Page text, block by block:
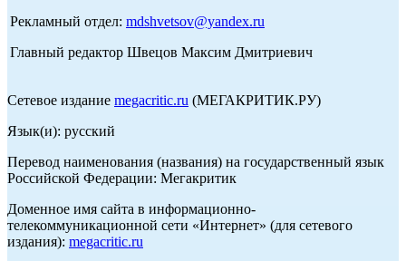
Рекламный отдел: mdshvetsov@yandex.ru
Главный редактор Швецов Максим Дмитриевич
Сетевое издание megacritic.ru (МЕГАКРИТИК.РУ)
Язык(и): русский
Перевод наименования (названия) на государственный язык
Российской Федерации: Мегакритик
Доменное имя сайта в информационно-
телекоммуникационной сети «Интернет» (для сетевого
издания): megacritic.ru